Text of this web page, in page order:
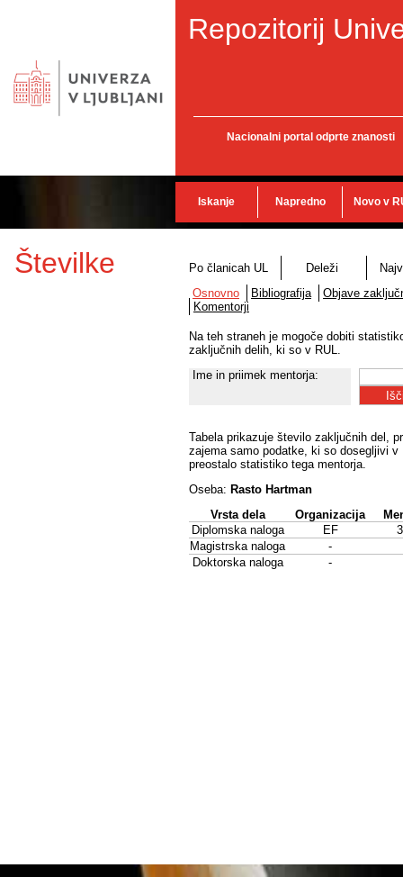
Repozitorij
Nacionalni portal odprte znanosti
Iskanje Napredno Novo v
Številke Po članicah UL Deleži
Osnovno
Bibliografija
Objave
Komentorji
Na teh straneh je mogoče dobiti
zaključnih delih, ki so v RUL.
Ime in priimek mentorja:
Tabela prikazuje število zaključnih del,
zajema samo podatke, ki so dosegljivi
preostalo statistiko tega mentorja.
Oseba: Rasto Hartman
Vrsta dela
Organizacija
Diplomska naloga
EF
Magistrska naloga
-
Doktorska naloga
-